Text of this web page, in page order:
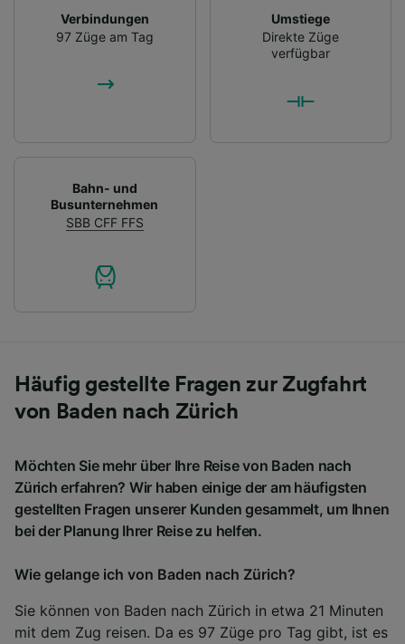
Verbindungen
97 Züge am Tag
Umstiege
Direkte Züge
verfügbar
Bahn- und
Busunternehmen
SBB CFF FFS
Häufig gestellte Fragen zur Zugfahrt
von Baden nach Zürich
Möchten Sie mehr über Ihre Reise von Baden nach
Zürich erfahren? Wir haben einige der am häufigsten
gestellten Fragen unserer Kunden gesammelt, um Ihnen
bei der Planung Ihrer Reise zu helfen.
Wie gelange ich von Baden nach Zürich?
Sie können von Baden nach Zürich in etwa 21 Minuten
mit dem Zug reisen. Da es 97 Züge pro Tag gibt, ist es